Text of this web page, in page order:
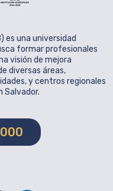
es una universidad
formar profesionales
visión de mejora
diversas áreas,
y centros regionales
Salvador.